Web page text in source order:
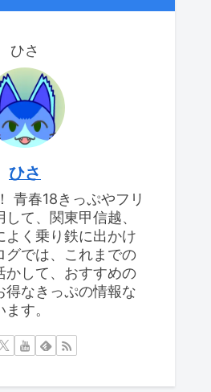
ひさ
ひさ
青春18きっぷやフリ
て、関東甲信越、
よく乗り鉄に出かけ
グでは、これまでの
かして、おすすめの
得なきっぷの情報な
す。